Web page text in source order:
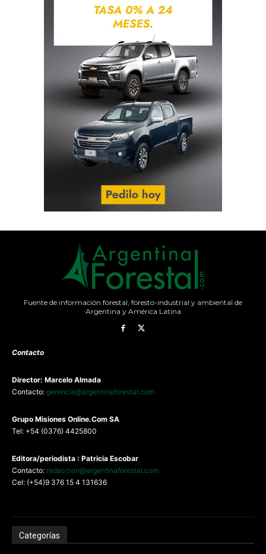
Fuente de información forestal, foresto-industrial y ambiental de
Argentina y América Latina
Contacto
Director: Marcelo Almada
Contacto: gerencia@argentinaforestal.com
Grupo Misiones Online.Com SA
Tel: +54 (0376) 4425800
Editora/periodista : Patricia Escobar
Contacto: redaccion@argentinaforestal.com
Cel: (+54)9 376 15 4 131636
Categorías